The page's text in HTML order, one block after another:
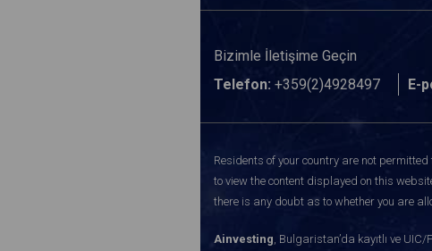
Bizimle İletişime Geçin
Telefon: +359(2)4928497 E-
Residents of your country are not
to view the content displayed on this
there is any doubt as to whether you are
Ainvesting, Bulgaristan’da kayıtlı ve